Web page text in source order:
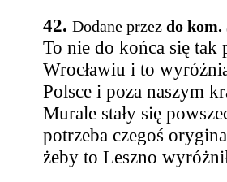
42. Dodane przez do kom.
To nie do końca się tak
Wrocławiu i to
Polsce i poza naszym
Murale stały się
potrzeba czegoś
żeby to Leszno